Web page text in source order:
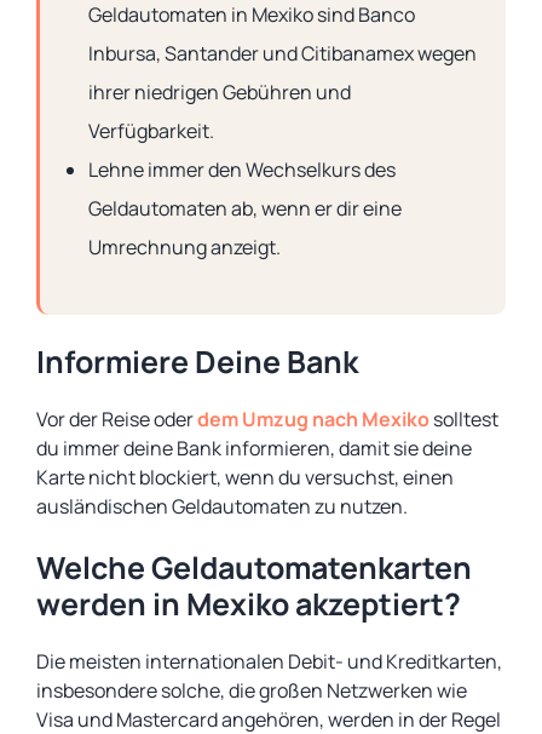
Geldautomaten in Mexiko sind Banco
Inbursa, Santander und Citibanamex wegen
ihrer niedrigen Gebühren und
Verfügbarkeit.
Lehne immer den Wechselkurs des
Geldautomaten ab, wenn er dir eine
Umrechnung anzeigt.
Informiere Deine Bank
Vor der Reise oderdem Umzug nach Mexikosolltest
du immer deine Bank informieren, damit sie deine
Karte nicht blockiert, wenn du versuchst, einen
ausländischen Geldautomaten zu nutzen.
Welche Geldautomatenkarten
werden in Mexiko akzeptiert?
Die meisten internationalen Debit- und Kreditkarten,
insbesondere solche, die großen Netzwerken wie
Visa und Mastercard angehören, werden in der Regel